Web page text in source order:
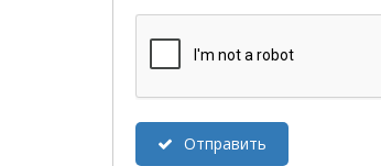
Отправить